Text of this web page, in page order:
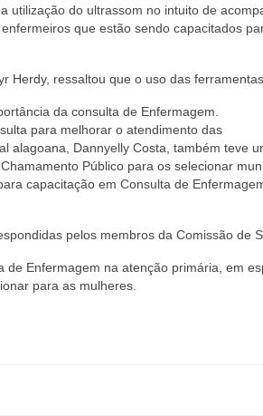
utilização do ultrassom no intuito de
que estão sendo capacitados
Herdy, ressaltou que o uso das ferramentas
da consulta de Enfermagem.
para melhorar o atendimento das
alagoana, Dannyelly Costa, também teve
Público para os selecionar
capacitação em Consulta de
pelos membros da Comissão de
Enfermagem na atenção primária, em
para as mulheres.